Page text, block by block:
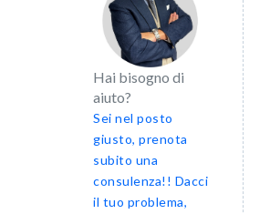
Hai bisogno di
aiuto?
Sei nel posto
giusto, prenota
subito una
consulenza!! Dacci
il tuo problema,